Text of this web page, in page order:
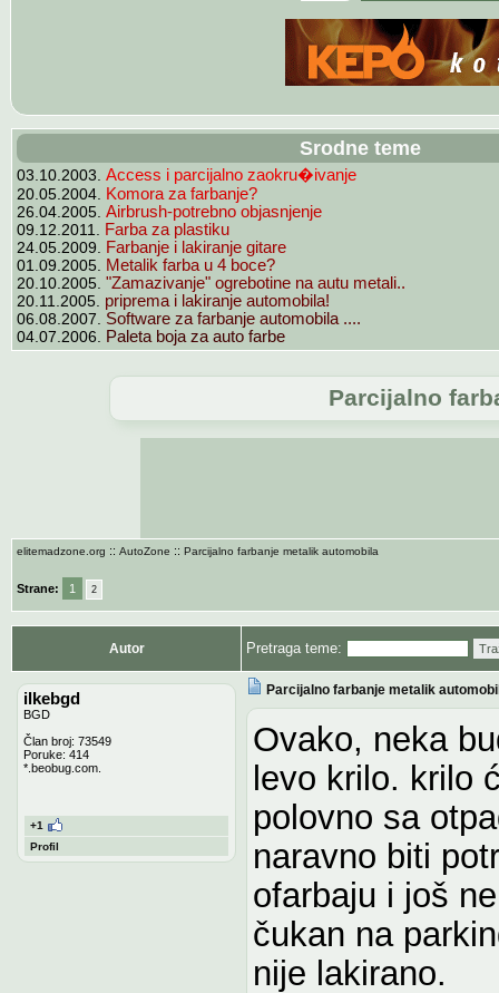
Srodne teme
03.10.2003. Access i parcijalno zaokru�ivanje
20.05.2004.
Komora za farbanje?
26.04.2005. Airbrush-potrebno objasnjenje
09.12.2011.
Farba za plastiku
24.05.2009.
Farbanje i lakiranje gitare
01.09.2005.
Metalik farba u 4 boce?
20.10.2005. "Zamazivanje" ogrebotine na autu metali..
20.11.2005. priprema i lakiranje automobila!
06.08.2007. Software za farbanje automobila ....
04.07.2006.
Paleta boja za auto farbe
Parcijalno
elitemadzone.org :: AutoZone :: Parcijalno farbanje metalik automobila
Strane: 1 2
Autor Pretraga teme:
ilkebgd
BGD
Član broj: 73549
Poruke: 414
*.beobug.com.
+1
Profil
Parcijalno farbanje metalik
Ovako, neka
levo krilo. krilo
polovno sa
naravno biti
ofarbaju i još
čukan na
nije lakirano.